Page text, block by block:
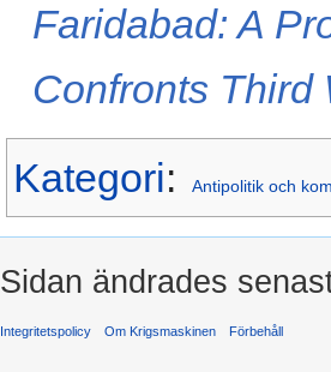
Faridabad: A
Confronts Third
Kategori: Antipolitik och
Sidan ändrades
Integritetspolicy Om Krigsmaskinen Förbehåll